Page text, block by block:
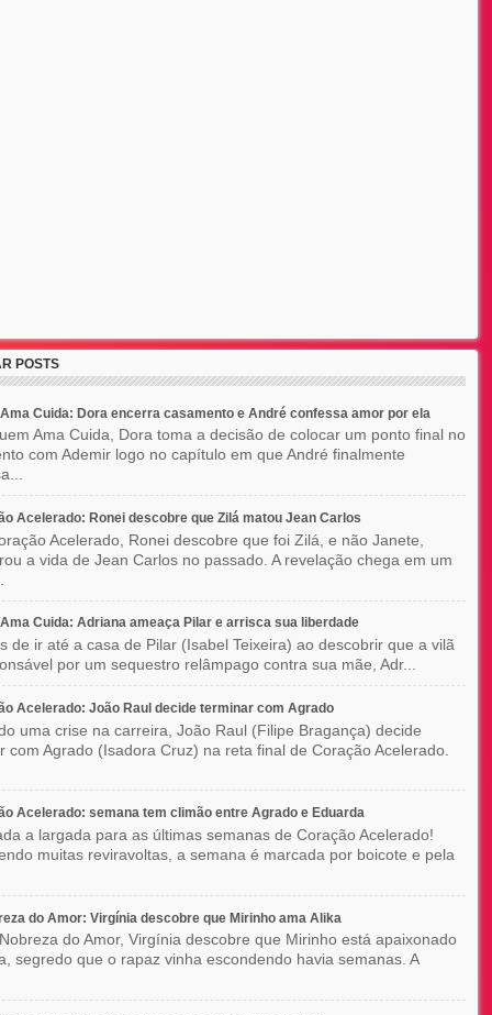
POSTS
Cuida: Dora encerra casamento e André confessa amor por ela
Ama Cuida, Dora toma a decisão de colocar um ponto final no
com Ademir logo no capítulo em que André finalmente
Acelerado: Ronei descobre que Zilá matou Jean Carlos
Acelerado, Ronei descobre que foi Zilá, e não Janete,
a vida de Jean Carlos no passado. A revelação chega em um
Cuida: Adriana ameaça Pilar e arrisca sua liberdade
de ir até a casa de Pilar (Isabel Teixeira) ao descobrir que a vilã
por um sequestro relâmpago contra sua mãe, Adr...
Acelerado: João Raul decide terminar com Agrado
uma crise na carreira, João Raul (Filipe Bragança) decide
com Agrado (Isadora Cruz) na reta final de Coração Acelerado.
Acelerado: semana tem climão entre Agrado e Eduarda
a largada para as últimas semanas de Coração Acelerado!
muitas reviravoltas, a semana é marcada por boicote e pela
do Amor: Virgínia descobre que Mirinho ama Alika
do Amor, Virgínia descobre que Mirinho está apaixonado
segredo que o rapaz vinha escondendo havia semanas. A